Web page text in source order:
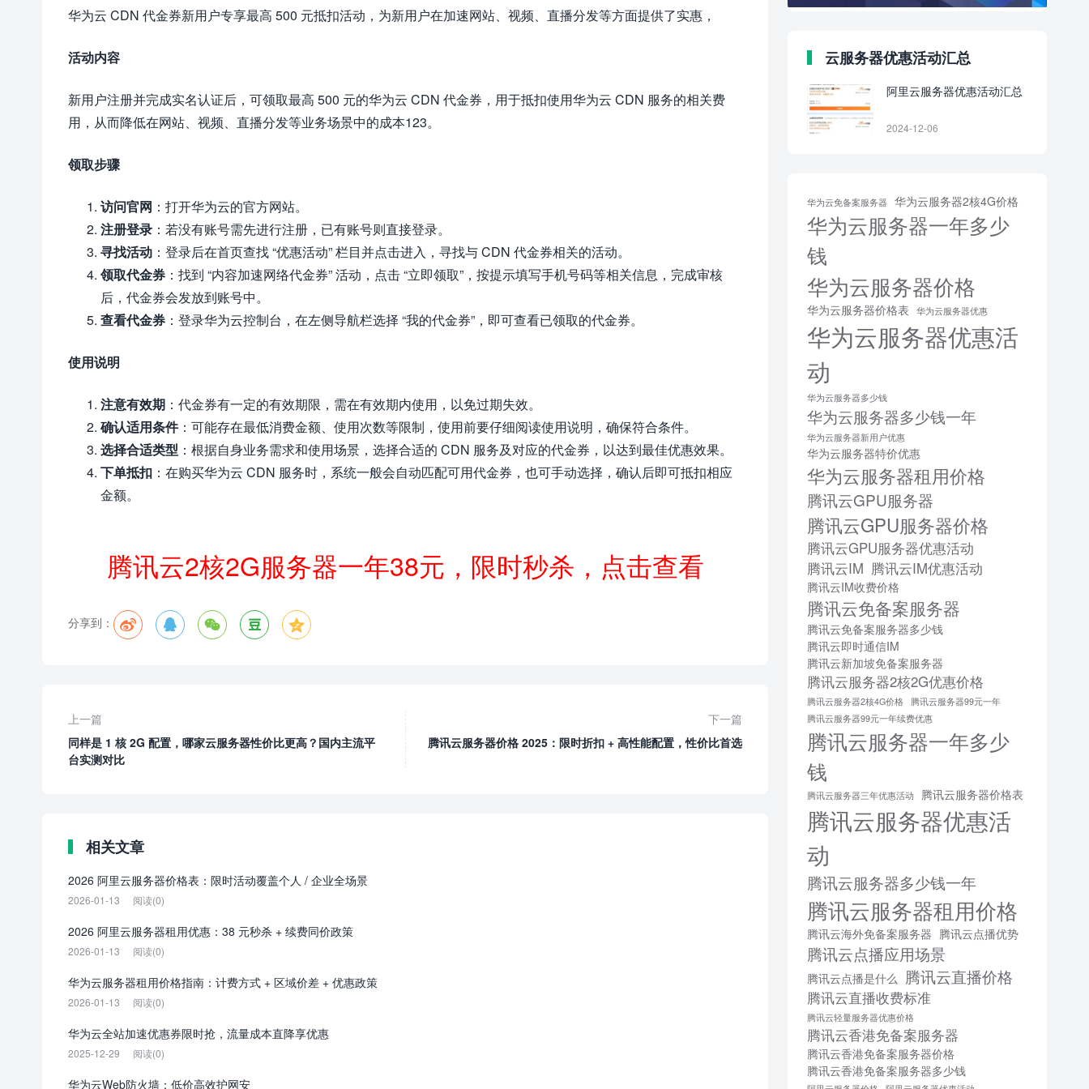
华为云 CDN 代金券新用户专享最高 500 元抵扣活动，为新用户在加速网站、视频、直播分发等方面提供了实惠，
活动内容
新用户注册并完成实名认证后，可领取最高 500 元的华为云 CDN 代金券，用于抵扣使用华为云 CDN 服务的相关费
用，从而降低在网站、视频、直播分发等业务场景中的成本123。
领取步骤
访问官网 ：打开华为云的官方网站。
注册登录 ：若没有账号需先进行注册，已有账号则直接登录。
寻找活动 ：登录后在首页查找 “优惠活动” 栏目并点击进入，寻找与 CDN 代金券相关的活动。
领取代金券 ：找到 “内容加速网络代金券” 活动，点击 “立即领取”，按提示填写手机号码等相关信息，完成审核
后，代金券会发放到账号中。
查看代金券 ：登录华为云控制台，在左侧导航栏选择 “我的代金券”，即可查看已领取的代金券。
使用说明
注意有效期 ：代金券有一定的有效期限，需在有效期内使用，以免过期失效。
确认适用条件：可能存在最低消费金额、使用次数等限制，使用前要仔细阅读使用说明，确保符合条件。
选择合适类型 ：根据自身业务需求和使用场景，选择合适的 CDN 服务及对应的代金券，以达到最佳优惠效果。
下单抵扣 ：在购买华为云 CDN 服务时，系统一般会自动匹配可用代金券，也可手动选择，确认后即可抵扣相应
金额。
腾讯云2核2G服务器一年38元，限时秒杀，点击查看
分享到：     
上一篇
同样是 1 核 2G 配置，哪家云服务器性价比更高？国内主流平
台实测对比
下一篇
腾讯云服务器价格 2025：限时折扣 + 高性能配置，性价比首选
相关文章
2026 阿里云服务器价格表：限时活动覆盖个人 / 企业全场景
2026-01-13 阅读(0)
2026 阿里云服务器租用优惠：38 元秒杀 + 续费同价政策
2026-01-13 阅读(0)
华为云服务器租用价格指南：计费方式 + 区域价差 + 优惠政策
2026-01-13 阅读(0)
华为云全站加速优惠券限时抢，流量成本直降享优惠
2025-12-29 阅读(0)
华为云Web防火墙：低价高效护网安
云服务器优惠活动汇总
阿里云服务器优惠活动汇总
2024-12-06
华为云免备案服务器 华为云服务器2核4G价格
华为云服务器一年多少
钱
华为云服务器价格
华为云服务器价格表 华为云服务器优惠
华为云服务器优惠活
动
华为云服务器多少钱
华为云服务器多少钱一年
华为云服务器新用户优惠
华为云服务器特价优惠
华为云服务器租用价格
腾讯云GPU服务器
腾讯云GPU服务器价格
腾讯云GPU服务器优惠活动
腾讯云IM 腾讯云IM优惠活动
腾讯云IM收费价格
腾讯云免备案服务器
腾讯云免备案服务器多少钱
腾讯云即时通信IM
腾讯云新加坡免备案服务器
腾讯云服务器2核2G优惠价格
腾讯云服务器2核4G价格
腾讯云服务器99元一年
腾讯云服务器99元一年续费优惠
腾讯云服务器一年多少
钱
腾讯云服务器三年优惠活动 腾讯云服务器价格表
腾讯云服务器优惠活
动
腾讯云服务器多少钱一年
腾讯云服务器租用价格
腾讯云海外免备案服务器 腾讯云点播优势
腾讯云点播应用场景
腾讯云点播是什么 腾讯云直播价格
腾讯云直播收费标准
腾讯云轻量服务器优惠价格
腾讯云香港免备案服务器
腾讯云香港免备案服务器价格
腾讯云香港免备案服务器多少钱